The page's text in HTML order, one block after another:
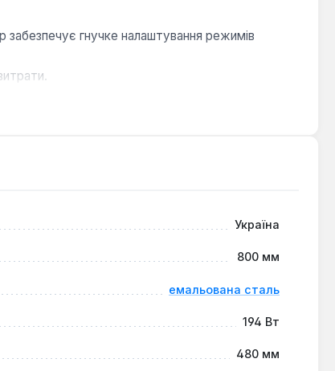
гнучке налаштування режимів
стилю та енергоефективності.
Україна
800 мм
емальована сталь
194 Вт
480 мм